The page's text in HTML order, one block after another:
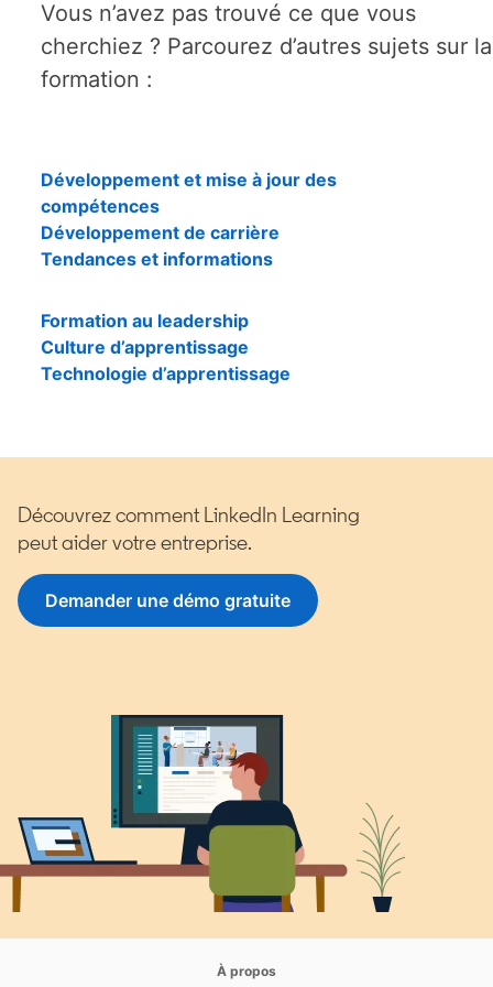
Vous n’avez pas trouvé ce que vous
cherchiez ? Parcourez d’autres sujets sur la
formation :
Développement et mise à jour des
compétences
Développement de carrière
Tendances et informations
Formation au leadership
Culture d’apprentissage
Technologie d’apprentissage
Découvrez comment LinkedIn Learning
peut aider votre entreprise.
Demander une démo gratuite
À propos